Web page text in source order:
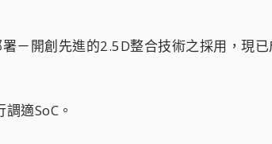
開創先進的2.5D整合技術之採用，現
適SoC。